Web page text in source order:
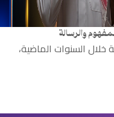
والرسالة
خلال السنوات الماضية،